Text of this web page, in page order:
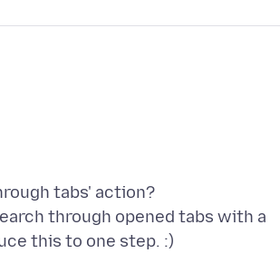
tabs' action?
through opened tabs with a
this to one step. :)